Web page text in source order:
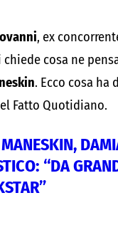
, ex
cosa ne
. Ecco cosa ha
Fatto Quotidiano.
MANESKIN,
“DA